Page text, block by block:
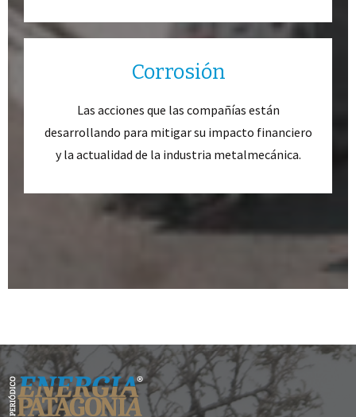
Corrosión
Las acciones que las compañías están
desarrollando para mitigar su impacto financiero
y la actualidad de la industria metalmecánica.